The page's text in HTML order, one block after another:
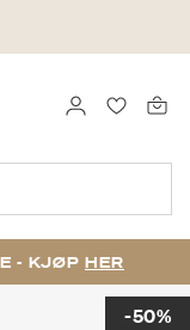
LOGG INN
- KJØP HER
-50%